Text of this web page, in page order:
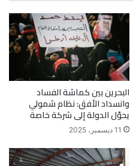
البحرين بين كماشة الفساد
وانسداد الأفق: نظام شمولي
يحوّل الدولة إلى شركة خاصة
11 ديسمبر، 2025